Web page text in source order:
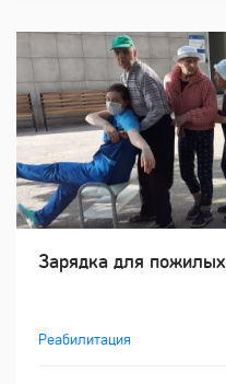
Зарядка для пожилых
Реабилитация